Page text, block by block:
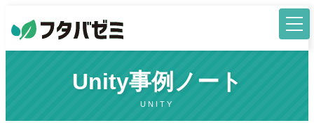
Unity事例ノート
UNITY